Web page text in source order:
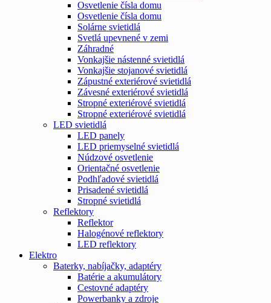
Osvetlenie čísla domu
Osvetlenie čísla domu
Solárne svietidlá
Svetlá upevnené v zemi
Záhradné
Vonkajšie nástenné svietidlá
Vonkajšie stojanové svietidlá
Zápustné exteriérové svietidlá
Závesné exteriérové svietidlá
Stropné exteriérové svietidlá
Stropné exteriérové svietidlá
LED svietidlá
LED panely
LED priemyselné svietidlá
Núdzové osvetlenie
Orientačné osvetlenie
Podhľadové svietidlá
Prisadené svietidlá
Stropné svietidlá
Reflektory
Reflektor
Halogénové reflektory
LED reflektory
Elektro
Baterky, nabíjačky, adaptéry
Batérie a akumulátory
Cestovné adaptéry
Powerbanky a zdroje